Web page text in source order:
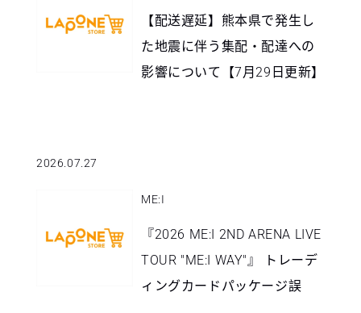
【配送遅延】熊本県で発生し
た地震に伴う集配・配達への
影響について【7月29日更新】
2026.07.27
ME:I
『2026 ME:I 2ND ARENA LIVE
TOUR "ME:I WAY"』 トレーデ
ィングカードパッケージ誤